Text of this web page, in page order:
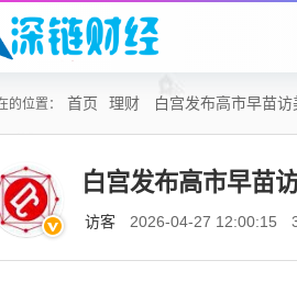
的位置： 首页 理财 白宫发布高市早苗访
白宫发布高市早苗
访客 2026-04-27 12:00:15